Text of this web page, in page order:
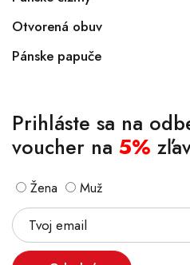
Otvorená obuv
Pánske papuče
Prihláste sa na
voucher na 5%
Žena Muž